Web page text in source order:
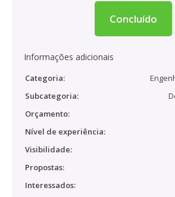
Concluído
Informações adicionais
Categoria:
Subcategoria:
Orçamento:
Nível de experiência:
Visibilidade:
Propostas:
Interessados: